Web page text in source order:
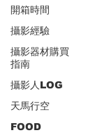
開箱時間
攝影經驗
攝影器材購買
指南
攝影人LOG
天馬行空
FOOD